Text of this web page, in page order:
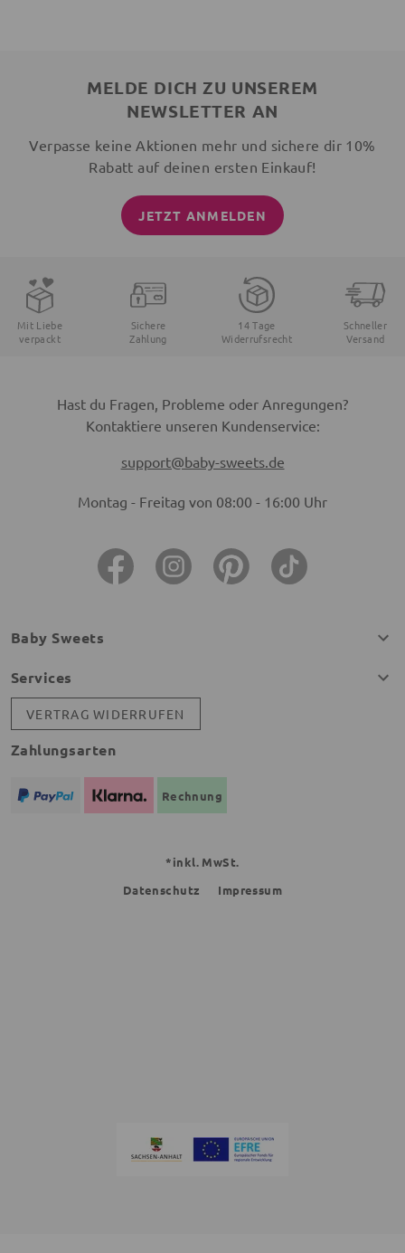
MELDE DICH ZU UNSEREM
NEWSLETTER AN
Verpasse keine Aktionen mehr und sichere dir 10%
Rabatt auf deinen ersten Einkauf!
JETZT ANMELDEN
Mit Liebe
verpackt
Sichere
Zahlung
14 Tage
Widerrufsrecht
Schneller
Versand
Hast du Fragen, Probleme oder Anregungen?
Kontaktiere unseren Kundenservice:
support@baby-sweets.de
Montag - Freitag von 08:00 - 16:00 Uhr
Baby Sweets
Services
VERTRAG WIDERRUFEN
Zahlungsarten
Rechnung
*inkl. MwSt.
Datenschutz
Impressum